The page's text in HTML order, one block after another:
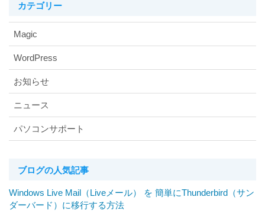
カテゴリー
Magic
WordPress
お知らせ
ニュース
パソコンサポート
ブログの人気記事
Windows Live Mail（Liveメール） を 簡単にThunderbird（サン
ダーバード）に移行する方法